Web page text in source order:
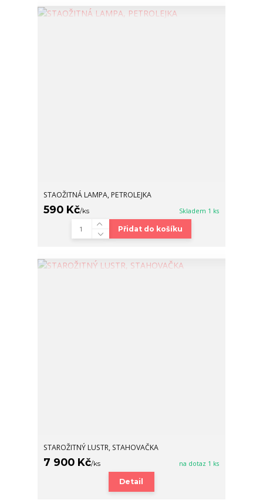
STAOŽITNÁ LAMPA, PETROLEJKA
590 Kč/ks Skladem 1 ks
Přidat do košíku
STAROŽITNÝ LUSTR, STAHOVAČKA
7 900 Kč/ks na dotaz 1 ks
Detail